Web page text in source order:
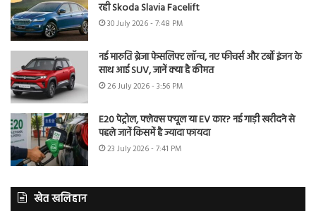
रही Skoda Slavia Facelift
30 July 2026 - 7:48 PM
नई मारुति ब्रेजा फेसलिफ्ट लॉन्च, नए फीचर्स और टर्बो इंजन के
साथ आई SUV, जानें क्या है कीमत
26 July 2026 - 3:56 PM
E20 पेट्रोल, फ्लेक्स फ्यूल या EV कार? नई गाड़ी खरीदने से
पहले जानें किसमें है ज्यादा फायदा
23 July 2026 - 7:41 PM
खेत खलिहान